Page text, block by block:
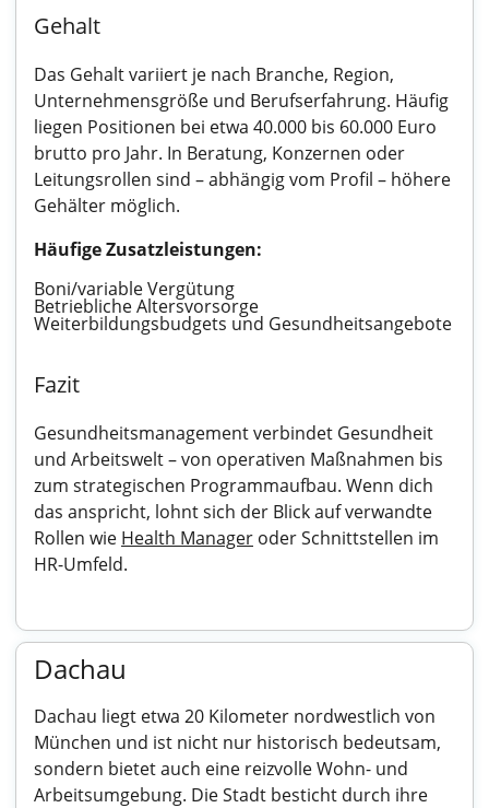
Gehalt
Das Gehalt variiert je nach Branche, Region,
Unternehmensgröße und Berufserfahrung. Häufig
liegen Positionen bei etwa 40.000 bis 60.000 Euro
brutto pro Jahr. In Beratung, Konzernen oder
Leitungsrollen sind – abhängig vom Profil – höhere
Gehälter möglich.
Häufige Zusatzleistungen:
Boni/variable Vergütung
Betriebliche Altersvorsorge
Weiterbildungsbudgets und Gesundheitsangebote
Fazit
Gesundheitsmanagement verbindet Gesundheit
und Arbeitswelt – von operativen Maßnahmen bis
zum strategischen Programmaufbau. Wenn dich
das anspricht, lohnt sich der Blick auf verwandte
Rollen wie Health Manager oder Schnittstellen im
HR-Umfeld.
Dachau
Dachau liegt etwa 20 Kilometer nordwestlich von
München und ist nicht nur historisch bedeutsam,
sondern bietet auch eine reizvolle Wohn- und
Arbeitsumgebung. Die Stadt besticht durch ihre